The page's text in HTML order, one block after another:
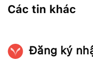
Các tin khác
Đăng ký